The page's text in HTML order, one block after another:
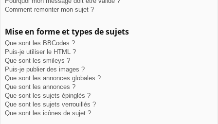
Comment remonter mon sujet ?
Mise en forme et types de sujets
Que sont les BBCodes ?
Puis-je utiliser le HTML ?
Que sont les smileys ?
Puis-je publier des images ?
Que sont les annonces globales ?
Que sont les annonces ?
Que sont les sujets épinglés ?
Que sont les sujets verrouillés ?
Que sont les icônes de sujet ?